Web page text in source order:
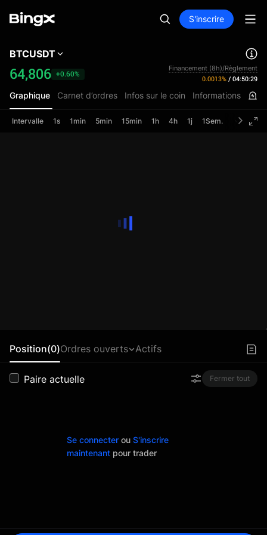
S'inscrire
BTCUSDT
64,806 +0.60%
Financement (8h)/Règlement
0.0013% / 04:50:29
Graphique Carnet d’ordres Infos sur le coin Informations
Intervalle 1s 1min 5min 15min 1h 4h 1j 1Sem.
Position(0)Ordres ouverts Actifs
Paire actuelle Fermer tout
Se connecter ou S'inscrire
maintenant pour trader